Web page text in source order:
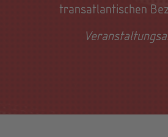
transatlantischen